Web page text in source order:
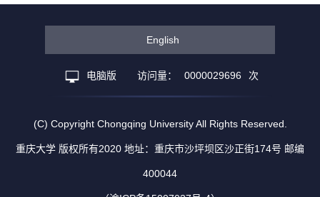
English
电脑版 访问量： 0000029696 次
(C) Copyright Chongqing University All Rights Reserved.
重庆大学 版权所有2020 地址：重庆市沙坪坝区沙正街174号 邮编
400044